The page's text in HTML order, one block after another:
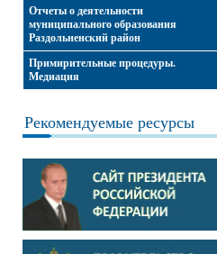
Отчеты о деятельности
муниципального образования
Раздольненский район
Примирительные процедуры.
Медиация
Рекомендуемые ресурсы